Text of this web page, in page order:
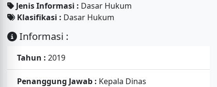
Jenis Informasi : Dasar Hukum
Klasifikasi : Dasar Hukum
Informasi :
Tahun : 2019
Penanggung Jawab : Kepala Dinas